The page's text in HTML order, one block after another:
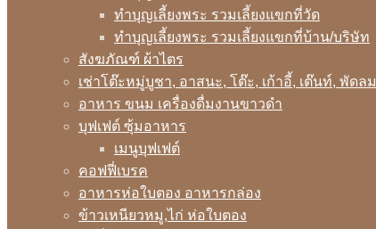
ทำบุญเลี้ยงพระ รวมเลี้ยงแขกที่วัด
ทำบุญเลี้ยงพระ รวมเลี้ยงแขกที่บ้าน/บริษัท
สังฆภัณฑ์ ผ้าไตร
เช่าโต๊ะหมู่บูชา, อาสนะ, โต๊ะ, เก้าอี้, เต๊นท์, พัดลม
อาหาร ขนม เครื่องดื่มงานขาวดำ
บุฟเฟต์ ซุ้มอาหาร
เมนูบุฟเฟต์
คอฟฟี่เบรค
อาหารห่อใบตอง อาหารกล่อง
ข้าวเหนียวหมู,ไก่ ห่อใบตอง